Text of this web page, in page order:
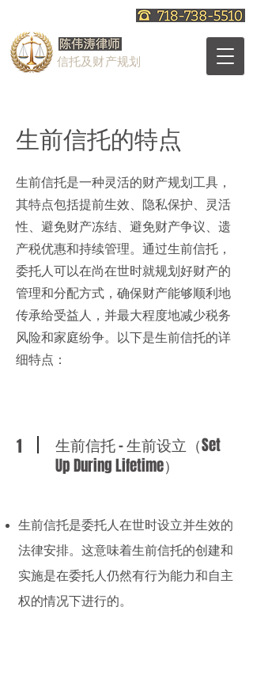
信托及财产规划
生前信托的特点
生前信托是一种灵活的财产规划工具，
其特点包括提前生效、隐私保护、灵活
性、避免财产冻结、避免财产争议、遗
产税优惠和持续管理。通过生前信托 ，
委托人可以在尚在世时就规划好财产的
管理和分配方式，确保财产能够顺利地
传承给受益人，并最大程度地减少税务
风险和家庭纷争。以下是生前信托的详
细特点：
1
生前信托 - 生前设立（Set
Up During Lifetime）
生前信托是委托人在世时设立并生效的
法律安排。这意味着生前信托的创建和
实施是在委托人仍然有行为能力和自主
权的情况下进行的。